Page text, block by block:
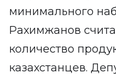
минимального
Рахимжанов
количество
казахстанцев.